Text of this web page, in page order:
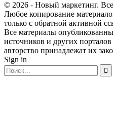
© 2026 - Новый маркетинг.
Любое копирование
только с обратной активной
Все материалы
источников и других
авторство принадлежат их
Sign in